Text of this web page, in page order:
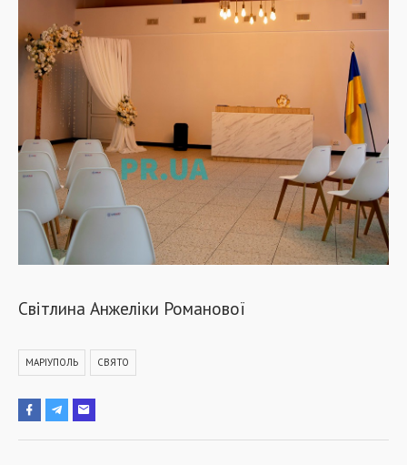
Світлина Анжеліки Романової
МАРІУПОЛЬ СВЯТО